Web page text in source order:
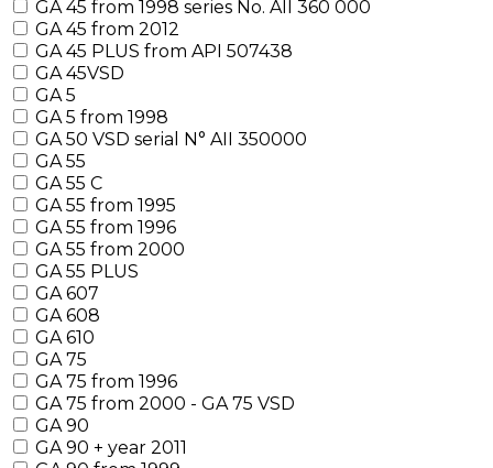
GA 45 from 1998 series No. AII 360 000
GA 45 from 2012
GA 45 PLUS from API 507438
GA 45VSD
GA 5
GA 5 from 1998
GA 50 VSD serial N° AII 350000
GA 55
GA 55 C
GA 55 from 1995
GA 55 from 1996
GA 55 from 2000
GA 55 PLUS
GA 607
GA 608
GA 610
GA 75
GA 75 from 1996
GA 75 from 2000 - GA 75 VSD
GA 90
GA 90 + year 2011